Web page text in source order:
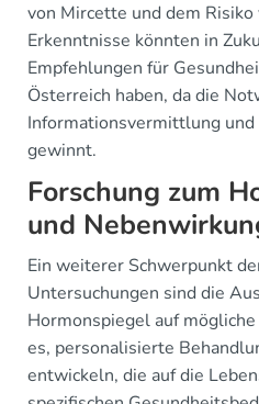
von Mircette und dem
Erkenntnisse könnten in
Empfehlungen für
Österreich haben, da die
Informationsvermittlung
gewinnt.
Forschung zum
und
Ein weiterer Schwerpunkt
Untersuchungen sind die
Hormonspiegel auf
es, personalisierte
entwickeln, die auf die